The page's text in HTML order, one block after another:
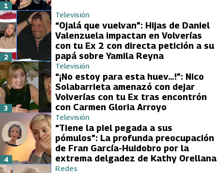
1
Televisión
“Ojalá que vuelvan”: Hijas de Daniel
Valenzuela impactan en Volverías
con tu Ex 2 con directa petición a su
papá sobre Yamila Reyna
2
Televisión
“¡No estoy para esta huev…!”: Nico
Solabarrieta amenazó con dejar
Volverías con tu Ex tras encontrón
con Carmen Gloria Arroyo
3
Televisión
“Tiene la piel pegada a sus
pómulos”: La profunda preocupación
de Fran García-Huidobro por la
extrema delgadez de Kathy Orellana
4
Redes